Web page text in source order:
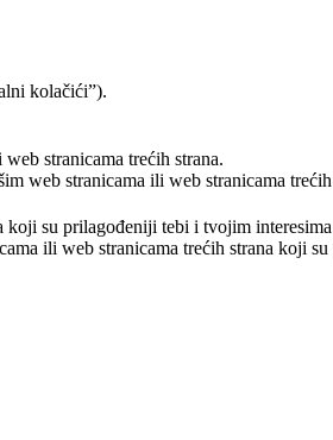
kolačići”).
stranicama trećih strana.
web stranicama ili web stranicama trećih
su prilagođeniji tebi i tvojim
ili web stranicama trećih strana koji